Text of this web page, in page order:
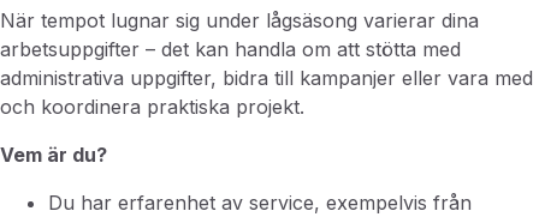
När tempot lugnar sig under lågsäsong varierar dina
arbetsuppgifter – det kan handla om att stötta med
administrativa uppgifter, bidra till kampanjer eller vara med
och koordinera praktiska projekt.
Vem är du?
Du har erfarenhet av service, exempelvis från